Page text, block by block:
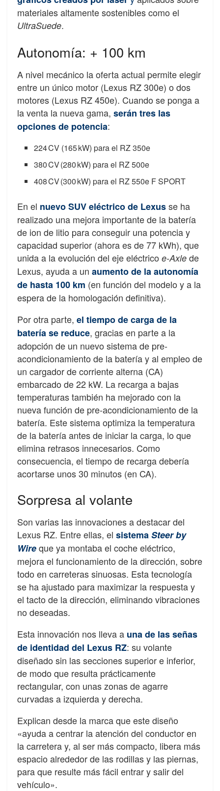
materiales altamente sostenibles como el
UltraSuede.
Autonomía: + 100 km
A nivel mecánico la oferta actual permite elegir
entre un único motor (Lexus RZ 300e) o dos
motores (Lexus RZ 450e). Cuando se ponga a
la venta la nueva gama, serán tres las
opciones de potencia:
224 CV (165 kW) para el RZ 350e
380 CV (280 kW) para el RZ 500e
408 CV (300 kW) para el RZ 550e F SPORT
En el nuevo SUV eléctrico de Lexusse ha
realizado una mejora importante de la batería
de ion de litio para conseguir una potencia y
capacidad superior (ahora es de 77 kWh), que
unida a la evolución del eje eléctrico e-Axle de
Lexus, ayuda a un aumento de la autonomía
de hasta 100 km (en función del modelo y a la
espera de la homologación definitiva).
Por otra parte, el tiempo de carga de la
batería se reduce, gracias en parte a la
adopción de un nuevo sistema de pre-
acondicionamiento de la batería y al empleo de
un cargador de corriente alterna (CA)
embarcado de 22 kW. La recarga a bajas
temperaturas también ha mejorado con la
nueva función de pre-acondicionamiento de la
batería. Este sistema optimiza la temperatura
de la batería antes de iniciar la carga, lo que
elimina retrasos innecesarios. Como
consecuencia, el tiempo de recarga debería
acortarse unos 30 minutos (en CA).
Sorpresa al volante
Son varias las innovaciones a destacar del
Lexus RZ. Entre ellas, el sistemaSteer by
Wireque ya montaba el coche eléctrico,
mejora el funcionamiento de la dirección, sobre
todo en carreteras sinuosas. Esta tecnología
se ha ajustado para maximizar la respuesta y
el tacto de la dirección, eliminando vibraciones
no deseadas.
Esta innovación nos lleva a una de las señas
de identidad del Lexus RZ: su volante
diseñado sin las secciones superior e inferior,
de modo que resulta prácticamente
rectangular, con unas zonas de agarre
curvadas a izquierda y derecha.
Explican desde la marca que este diseño
«ayuda a centrar la atención del conductor en
la carretera y, al ser más compacto, libera más
espacio alrededor de las rodillas y las piernas,
para que resulte más fácil entrar y salir del
vehículo».